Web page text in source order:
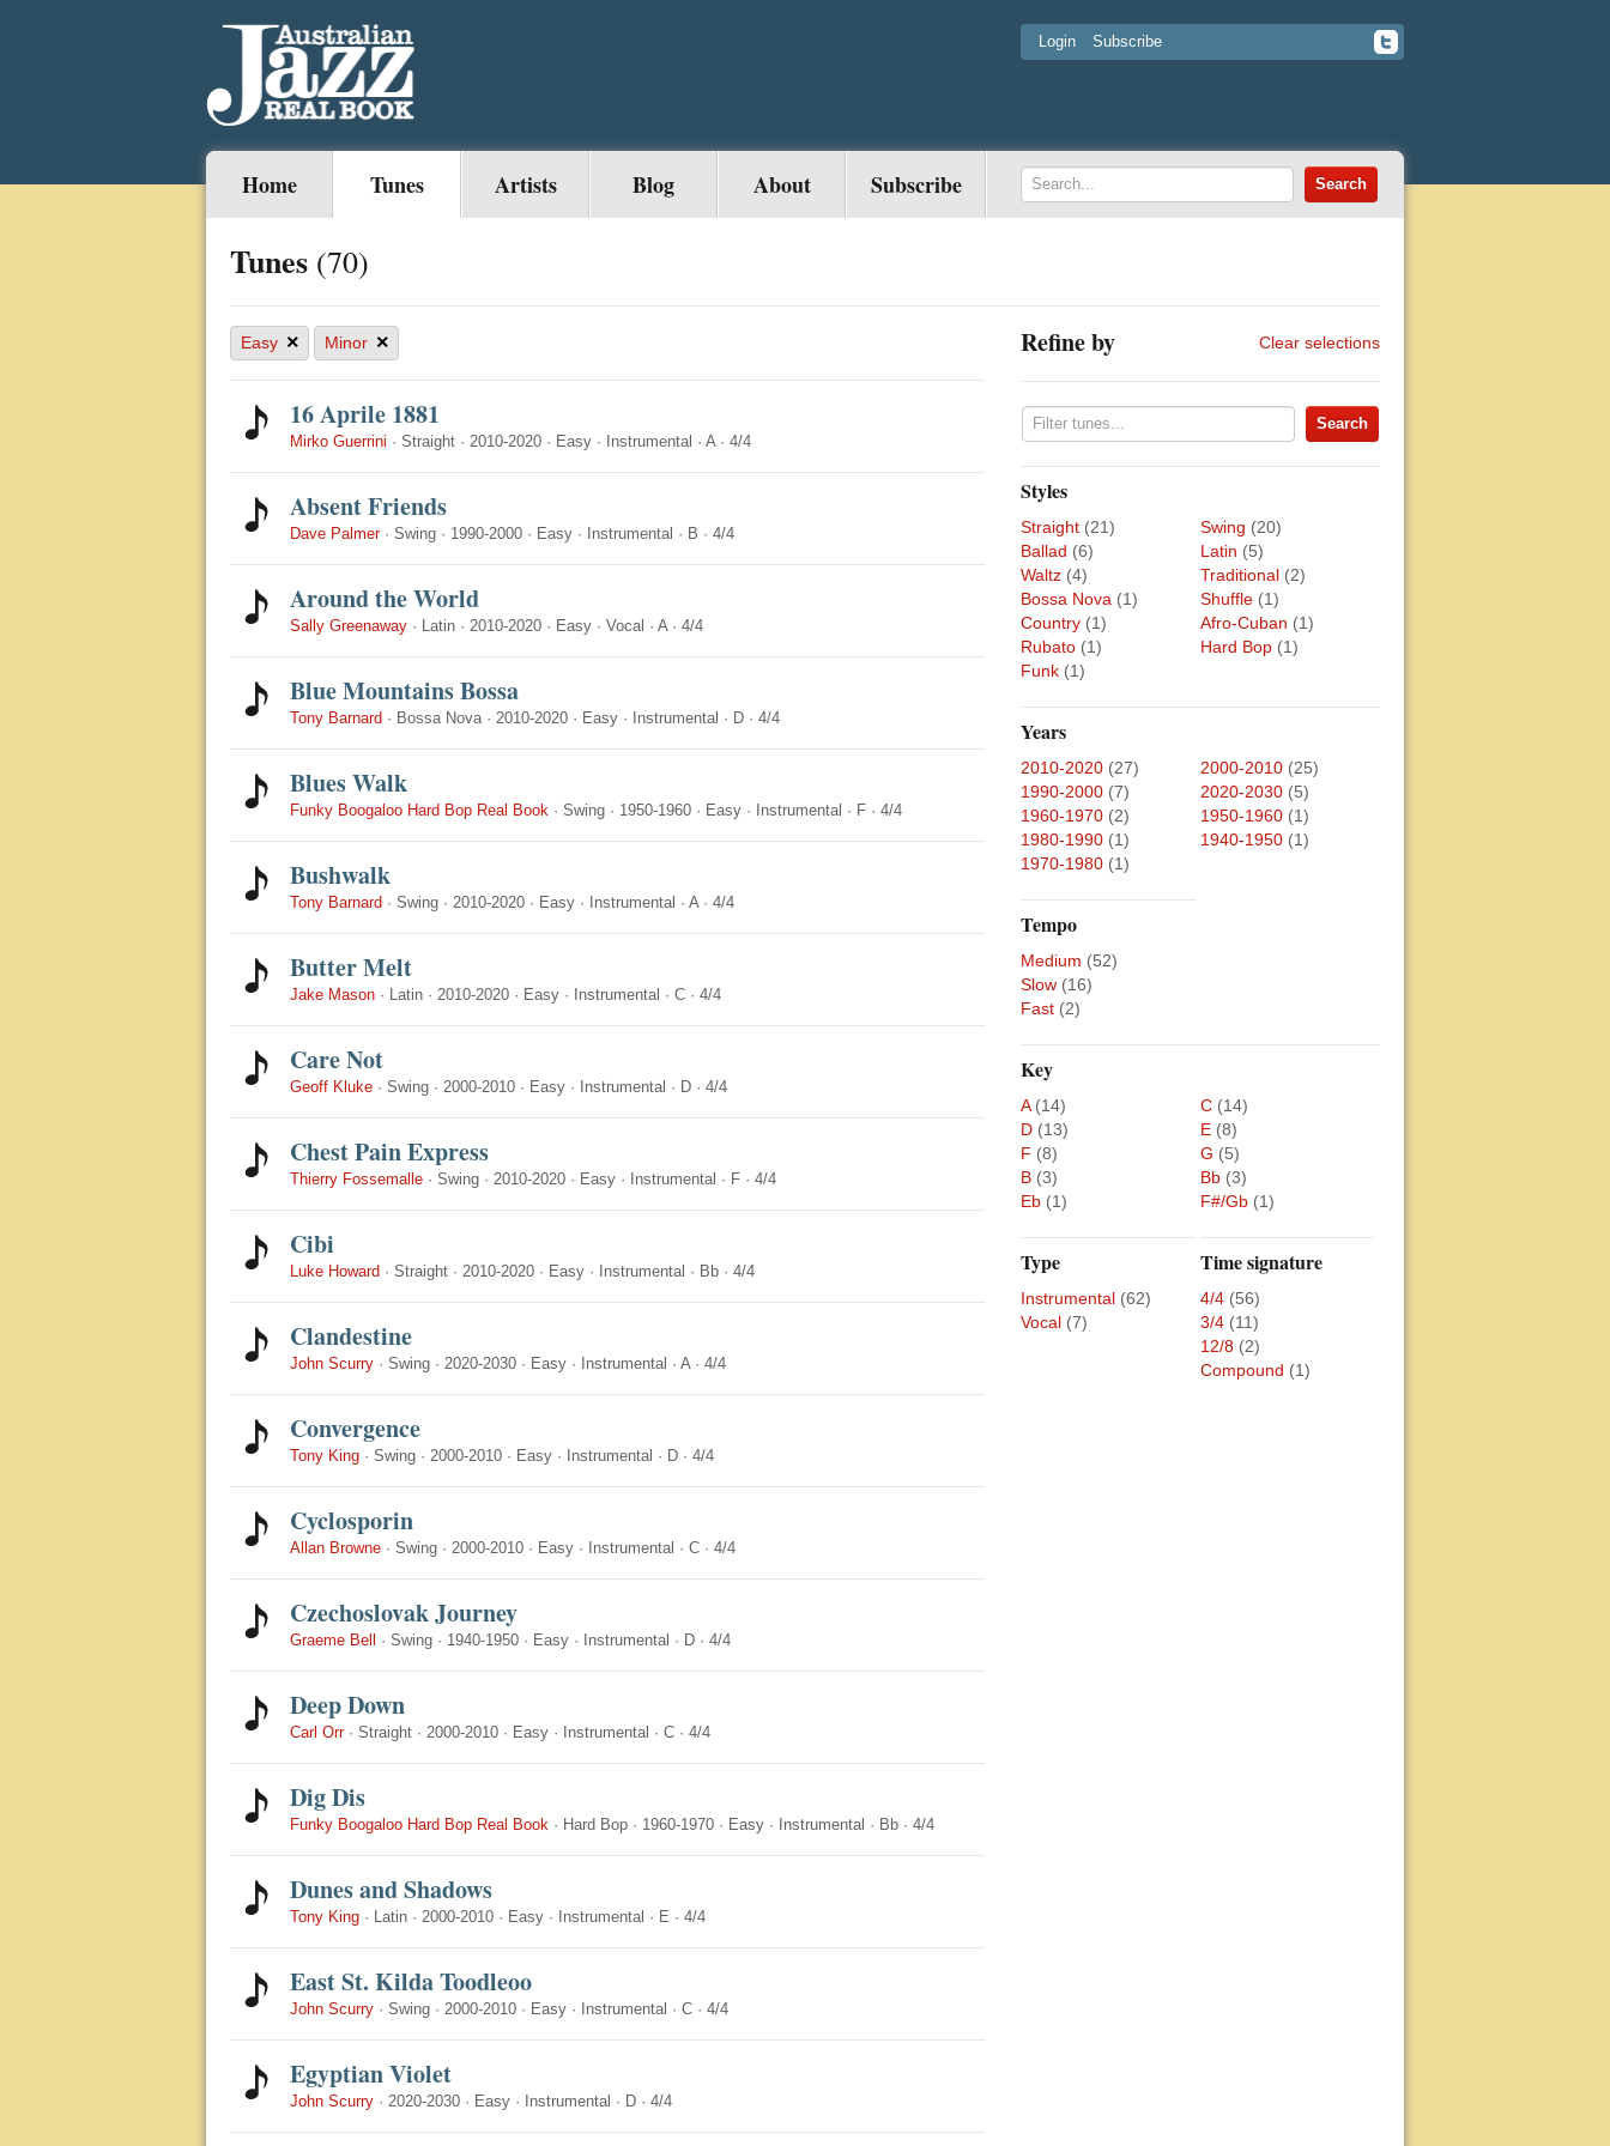
Login Subscribe
Home Tunes Artists Blog About Subscribe
Tunes (70)
Easy × Minor ×
16 Aprile 1881
Mirko Guerrini · Straight · 2010-2020 · Easy · Instrumental · A· 4/4
Absent Friends
Dave Palmer· Swing · 1990-2000 · Easy · Instrumental · B · 4/4
Around the World
Sally Greenaway · Latin · 2010-2020 · Easy · Vocal · A· 4/4
Blue Mountains Bossa
Tony Barnard · Bossa Nova· 2010-2020 · Easy · Instrumental · D · 4/4
Blues Walk
Funky Boogaloo Hard Bop Real Book · Swing · 1950-1960 · Easy · Instrumental · F · 4/4
Bushwalk
Tony Barnard · Swing · 2010-2020 · Easy · Instrumental · A· 4/4
Butter Melt
Jake Mason · Latin · 2010-2020 · Easy · Instrumental · C · 4/4
Care Not
Geoff Kluke · Swing · 2000-2010 · Easy · Instrumental · D · 4/4
Chest Pain Express
Thierry Fossemalle · Swing · 2010-2020 · Easy · Instrumental · F · 4/4
Cibi
Luke Howard · Straight · 2010-2020 · Easy · Instrumental · Bb · 4/4
Clandestine
John Scurry · Swing · 2020-2030 · Easy · Instrumental · A· 4/4
Convergence
Tony King · Swing · 2000-2010 · Easy · Instrumental · D · 4/4
Cyclosporin
Allan Browne · Swing · 2000-2010 · Easy · Instrumental · C · 4/4
Czechoslovak Journey
Graeme Bell · Swing · 1940-1950 · Easy · Instrumental · D · 4/4
Deep Down
Carl Orr· Straight · 2000-2010 · Easy · Instrumental · C · 4/4
Dig Dis
Funky Boogaloo Hard Bop Real Book · Hard Bop · 1960-1970 · Easy · Instrumental · Bb · 4/4
Dunes and Shadows
Tony King · Latin · 2000-2010 · Easy · Instrumental · E · 4/4
East St. Kilda Toodleoo
John Scurry · Swing · 2000-2010 · Easy · Instrumental · C · 4/4
Egyptian Violet
John Scurry · 2020-2030 · Easy · Instrumental · D · 4/4
Refine by Clear selections
Styles
Straight (21) Swing (20)
Ballad (6) Latin (5)
Waltz (4) Traditional (2)
Bossa Nova (1) Shuffle (1)
Country (1) Afro-Cuban (1)
Rubato (1) Hard Bop (1)
Funk (1)
Years
2010-2020 (27) 2000-2010 (25)
1990-2000 (7) 2020-2030 (5)
1960-1970 (2) 1950-1960 (1)
1980-1990 (1) 1940-1950 (1)
1970-1980 (1)
Tempo
Medium (52)
Slow (16)
Fast (2)
Key
A (14) C (14)
D (13) E (8)
F (8) G (5)
B (3) Bb (3)
Eb (1) F#/Gb (1)
Type
Instrumental (62)
Vocal (7)
Time signature
4/4 (56)
3/4 (11)
12/8 (2)
Compound (1)